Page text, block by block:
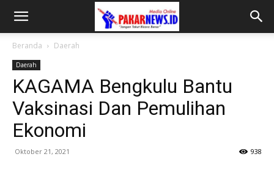
Beranda Daerah
Daerah
KAGAMA Bengkulu Bantu
Vaksinasi Dan Pemulihan
Ekonomi
Oktober 21, 2021 938